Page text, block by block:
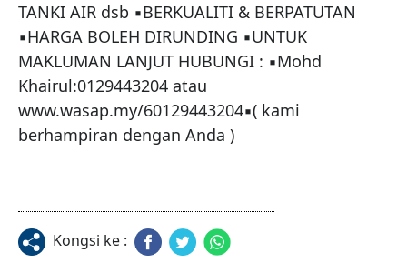
TANKI AIR dsb ▪BERKUALITI & BERPATUTAN
▪HARGA BOLEH DIRUNDING ▪UNTUK
MAKLUMAN LANJUT HUBUNGI : ▪Mohd
Khairul:0129443204 atau
www.wasap.my/60129443204▪( kami
berhampiran dengan Anda )
Kongsi ke :